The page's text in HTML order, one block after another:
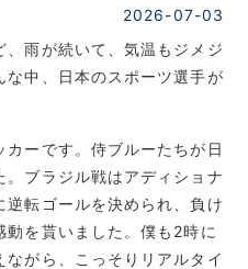
2026-07-03
雨が続いて、気温もジメジ
な中、日本のスポーツ選手が
ーです。侍ブルーたちが日
ブラジル戦はアディショナ
逆転ゴールを決められ、負け
動を貰いました。僕も2時に
がら、こっそりリアルタイ